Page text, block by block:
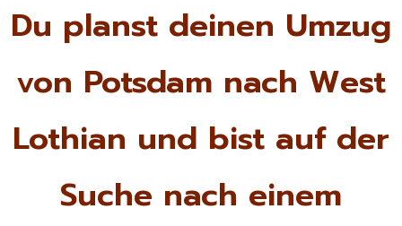
Du planst deinen Umzug
von Potsdam nach West
Lothian und bist auf der
Suche nach einem